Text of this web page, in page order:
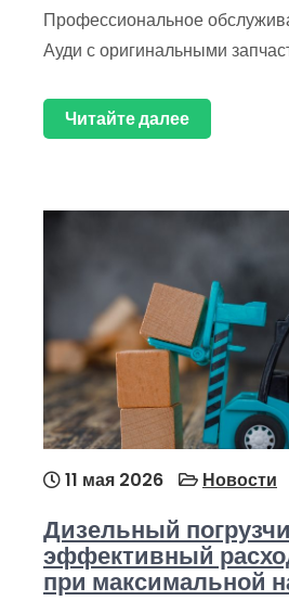
Профессиональное
Ауди с оригинальными
Читайте далее
11 мая 2026 Новости
Дизельный
эффективный
при максимальной